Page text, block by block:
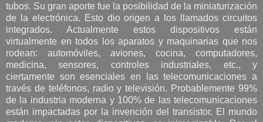
tubos. Su gran aporte fue la posibilidad de la miniaturización
de la electrónica. Esto dio origen a los llamados circuitos
integrados. Actualmente estos dispositivos están
virtualmente en todos los aparatos y maquinarias que nos
rodean: automóviles, aviones, cocina, computadores,
medicina, sensores, controles industriales, etc., y
ciertamente son esenciales en las telecomunicaciones a
través de teléfonos, radio y televisión. Probablemente 99%
de la industria moderna y 100% de las telecomunicaciones
están impactadas por la invención del transistor. El mundo